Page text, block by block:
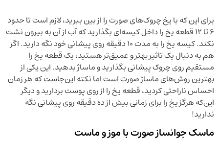
برای این که با یخ چروک‌های صورت را از بین ببرید، لازم است تا حدود
۶ تا ۱۲ قطعه یخ را داخل کیسه‌ای بگذارید که آب از آن به بیرون نشت
نکند. کیسه یخ را به مدت ۱۰ دقیقه روی پیشانی خود نگه دارید. اگر
هم به دنبال یک تاثیر بهتر و عمیق‌تر هستید، یک قطعه یخ را
مستقیم روی چروک‌ پیشانی بگذارید و ماساژ بدهید. این یکی از
بهترین روش‌های ماساژ صورت است اما نکته این‌جاست که هر زمان
احساس ناراحتی کردید، قطعه یخ را از روی پوست بردارید و دیگر
این‌که هرگز یخ را برای زمانی بیش از ده دقیقه روی پیشانی نگه
ندارید!
ماسک جوانساز صورت با موز و ماست